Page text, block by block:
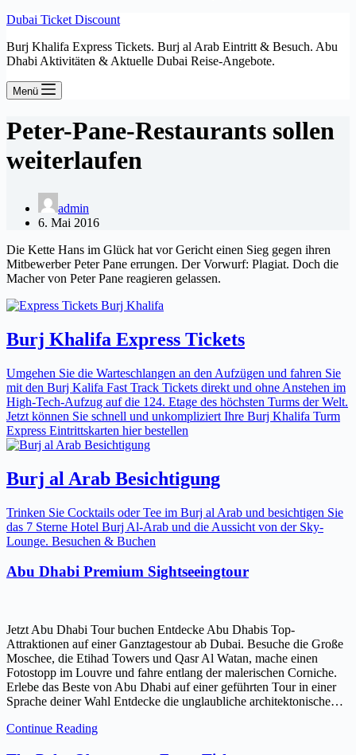
Dubai Ticket Discount
Burj Khalifa Express Tickets. Burj al Arab Eintritt & Besuch. Abu
Dhabi Aktivitäten & Aktuelle Dubai Reise-Angebote.
Menü
Peter-Pane-Restaurants sollen
weiterlaufen
admin
6. Mai 2016
Die Kette Hans im Glück hat vor Gericht einen Sieg gegen ihren
Mitbewerber Peter Pane errungen. Der Vorwurf: Plagiat. Doch die
Macher von Peter Pane reagieren gelassen.
Burj Khalifa Express Tickets
Umgehen Sie die Warteschlangen an den Aufzügen und fahren Sie
mit den Burj Kalifa Fast Track Tickets direkt und ohne Anstehen im
High-Tech-Aufzug auf die 124. Etage des höchsten Turms der Welt.
Jetzt können Sie schnell und unkompliziert Ihre Burj Khalifa Turm
Express Eintrittskarten hier bestellen
Burj al Arab Besichtigung
Trinken Sie Cocktails oder Tee im Burj al Arab und besichtigen Sie
das 7 Sterne Hotel Burj Al-Arab und die Aussicht von der Sky-
Lounge. Besuchen & Buchen
Abu Dhabi Premium Sightseeingtour
Jetzt Abu Dhabi Tour buchen Entdecke Abu Dhabis Top-
Attraktionen auf einer Ganztagestour ab Dubai. Besuche die Große
Moschee, die Etihad Towers und Qasr Al Watan, mache einen
Fotostopp im Louvre und fahre entlang der malerischen Corniche.
Erlebe das Beste von Abu Dhabi auf einer geführten Tour in einer
Sprache deiner Wahl Entdecke die unglaubliche architektonische…
Continue Reading